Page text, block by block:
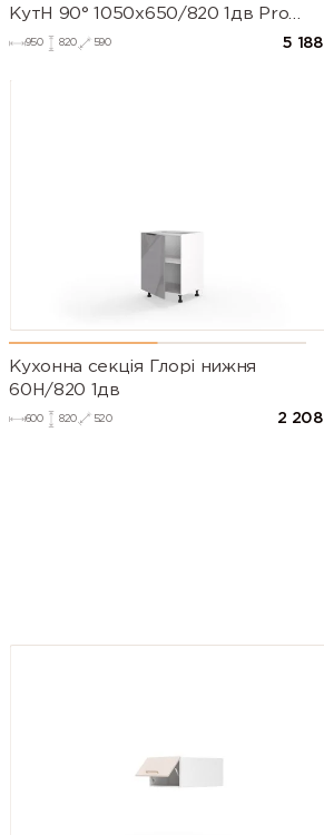
КутН 90° 1050х650/820 1дв Pro
Blum (Білий/Напівмат Білий 9003)
950 820 590 5 188
Кухонна секція Глорі нижня
60Н/820 1дв
600 820 520 2 208